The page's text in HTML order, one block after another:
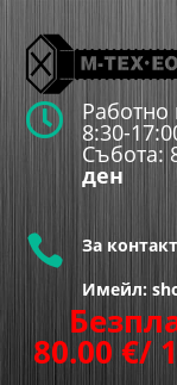
 Работно
8:30-
Събота:
ден
 За
Имейл:
80.00 €/